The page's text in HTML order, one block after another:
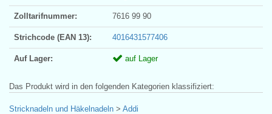
Zolltarifnummer: 7616 99 90
Strichcode (EAN 13): 4016431577406
Auf Lager: auf Lager
Das Produkt wird in den folgenden Kategorien klassifiziert:
Stricknadeln und Häkelnadeln > Addi